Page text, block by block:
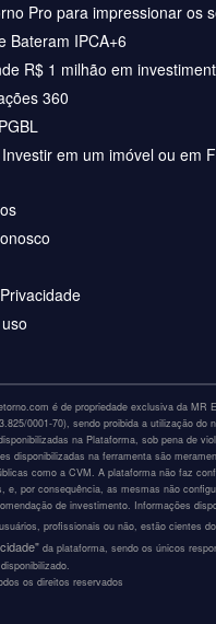
Pro para impressionar os
Bateram IPCA+6
R$ 1 milhão em
360
em um imóvel ou em
é de propriedade exclusiva da MR
0001-70), sendo proibida a utilização do
na Plataforma, sob pena de
disponibilizadas na ferramenta são
como a CVM. A plataforma não faz
e, por consequência, as mesmas não
de investimento. Informações
profissionais ou não, estão cientes
da plataforma, sendo os únicos
os direitos reservados